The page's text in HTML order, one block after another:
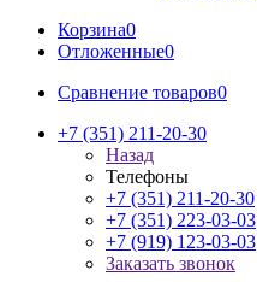
Корзина0
Отложенные0
Сравнение товаров0
+7 (351) 211-20-30
Назад
Телефоны
+7 (351) 211-20-30
+7 (351) 223-03-03
+7 (919) 123-03-03
Заказать звонок